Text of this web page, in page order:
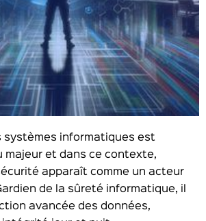
systèmes informatiques est
majeur et dans ce contexte,
apparaît comme un acteur
de la sûreté informatique, il
avancée des données,